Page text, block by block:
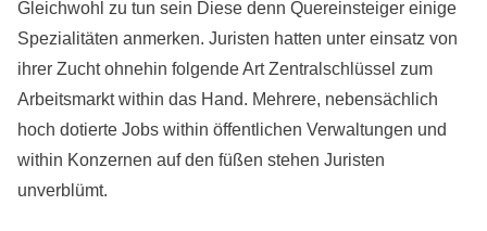
Gleichwohl zu tun sein Diese denn Quereinsteiger einige
Spezialitäten anmerken. Juristen hatten unter einsatz von
ihrer Zucht ohnehin folgende Art Zentralschlüssel zum
Arbeitsmarkt within das Hand. Mehrere, nebensächlich
hoch dotierte Jobs within öffentlichen Verwaltungen und
within Konzernen auf den füßen stehen Juristen
unverblümt.